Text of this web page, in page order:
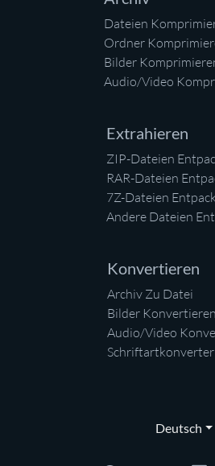
Dateien
Ordner
Bilder
Audio/Video
Extrahieren
ZIP-Dateien
RAR-Dateien
7Z-Dateien
Andere Dateien
Konvertieren
Archiv Zu Datei
Bilder Konvertieren
Audio/Video
Schriftartkonverter
Deutsch